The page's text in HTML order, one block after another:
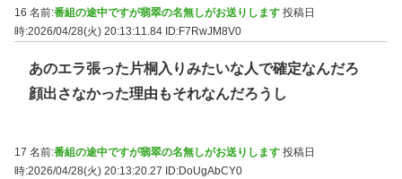
16 名前:番組の途中ですが翡翠の名無しがお送りします 投稿日
時:2026/04/28(火) 20:13:11.84 ID:F7RwJM8V0
あのエラ張った片桐入りみたいな人で確定なんだろ
顔出さなかった理由もそれなんだろうし
17 名前:番組の途中ですが翡翠の名無しがお送りします 投稿日
時:2026/04/28(火) 20:13:20.27
ID:DoUgAbCY0